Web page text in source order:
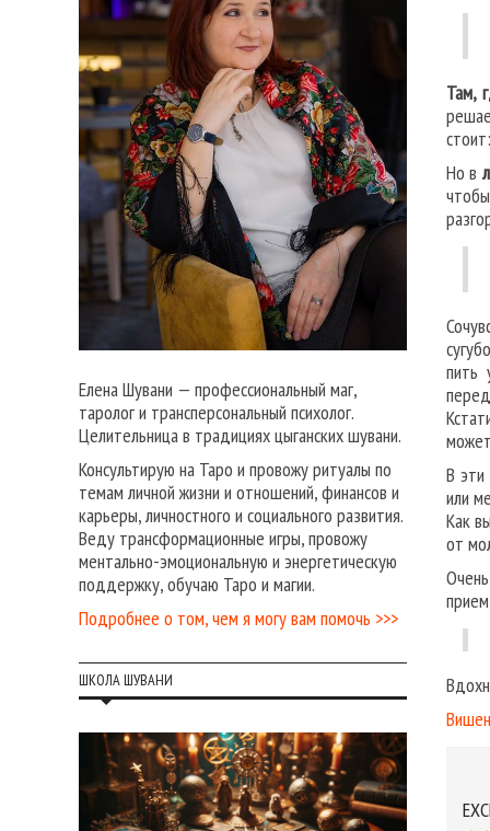
Там,
Но в
пить
В эти
или
Как
от
Елена Шувани — профессиональный маг,
таролог и трансперсональный психолог.
Целительница в традициях цыганских шувани.
Консультирую на Таро и провожу ритуалы по
темам личной жизни и отношений, финансов и
карьеры, личностного и социального развития.
Веду трансформационные игры, провожу
ментально-эмоциональную и энергетическую
поддержку, обучаю Таро и магии.
Подробнее о том, чем я могу вам помочь >>>
ШКОЛА ШУВАНИ